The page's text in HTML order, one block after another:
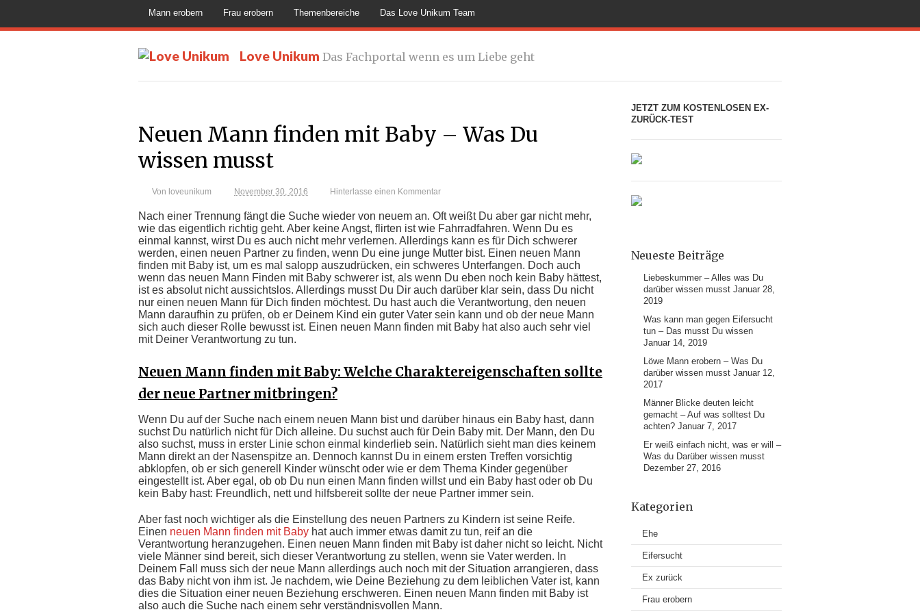
Mann erobern Frau erobern Themenbereiche Das Love Unikum Team
Love Unikum Das Fachportal wenn es um Liebe geht
Neuen Mann finden mit Baby – Was Du
wissen musst
Von loveunikum November 30, 2016 Hinterlasse einen Kommentar
Nach einer Trennung fängt die Suche wieder von neuem an. Oft weißt Du aber gar nicht mehr,
wie das eigentlich richtig geht. Aber keine Angst, flirten ist wie Fahrradfahren. Wenn Du es
einmal kannst, wirst Du es auch nicht mehr verlernen. Allerdings kann es für Dich schwerer
werden, einen neuen Partner zu finden, wenn Du eine junge Mutter bist. Einen neuen Mann
finden mit Baby ist, um es mal salopp auszudrücken, ein schweres Unterfangen. Doch auch
wenn das neuen Mann Finden mit Baby schwerer ist, als wenn Du eben noch kein Baby hättest,
ist es absolut nicht aussichtslos. Allerdings musst Du Dir auch darüber klar sein, dass Du nicht
nur einen neuen Mann für Dich finden möchtest. Du hast auch die Verantwortung, den neuen
Mann daraufhin zu prüfen, ob er Deinem Kind ein guter Vater sein kann und ob der neue Mann
sich auch dieser Rolle bewusst ist. Einen neuen Mann finden mit Baby hat also auch sehr viel
mit Deiner Verantwortung zu tun.
Neuen Mann finden mit Baby: Welche Charaktereigenschaften sollte
der neue Partner mitbringen?
Wenn Du auf der Suche nach einem neuen Mann bist und darüber hinaus ein Baby hast, dann
suchst Du natürlich nicht für Dich alleine. Du suchst auch für Dein Baby mit. Der Mann, den Du
also suchst, muss in erster Linie schon einmal kinderlieb sein. Natürlich sieht man dies keinem
Mann direkt an der Nasenspitze an. Dennoch kannst Du in einem ersten Treffen vorsichtig
abklopfen, ob er sich generell Kinder wünscht oder wie er dem Thema Kinder gegenüber
eingestellt ist. Aber egal, ob ob Du nun einen Mann finden willst und ein Baby hast oder ob Du
kein Baby hast: Freundlich, nett und hilfsbereit sollte der neue Partner immer sein.
Aber fast noch wichtiger als die Einstellung des neuen Partners zu Kindern ist seine Reife.
Einen neuen Mann finden mit Baby hat auch immer etwas damit zu tun, reif an die
Verantwortung heranzugehen. Einen neuen Mann finden mit Baby ist daher nicht so leicht. Nicht
viele Männer sind bereit, sich dieser Verantwortung zu stellen, wenn sie Vater werden. In
Deinem Fall muss sich der neue Mann allerdings auch noch mit der Situation arrangieren, dass
das Baby nicht von ihm ist. Je nachdem, wie Deine Beziehung zu dem leiblichen Vater ist, kann
dies die Situation einer neuen Beziehung erschweren. Einen neuen Mann finden mit Baby ist
also auch die Suche nach einem sehr verständnisvollen Mann.
JETZT ZUM KOSTENLOSEN EX-
ZURÜCK-TEST
Neueste Beiträge
Liebeskummer – Alles was Du
darüber wissen musst Januar 28,
2019
Was kann man gegen Eifersucht
tun – Das musst Du wissen
Januar 14, 2019
Löwe Mann erobern – Was Du
darüber wissen musst Januar 12,
2017
Männer Blicke deuten leicht
gemacht – Auf was solltest Du
achten? Januar 7, 2017
Er weiß einfach nicht, was er will –
Was du Darüber wissen musst
Dezember 27, 2016
Kategorien
Ehe
Eifersucht
Ex zurück
Frau erobern